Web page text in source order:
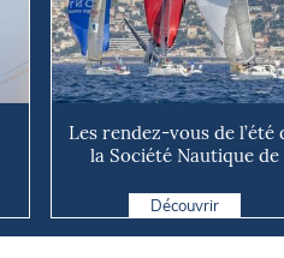
Les rendez-vous de l’été
la Société Nautique de
Découvrir